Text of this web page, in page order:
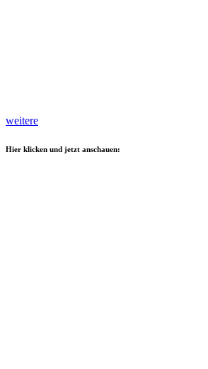
weitere
Hier klicken und jetzt anschauen: